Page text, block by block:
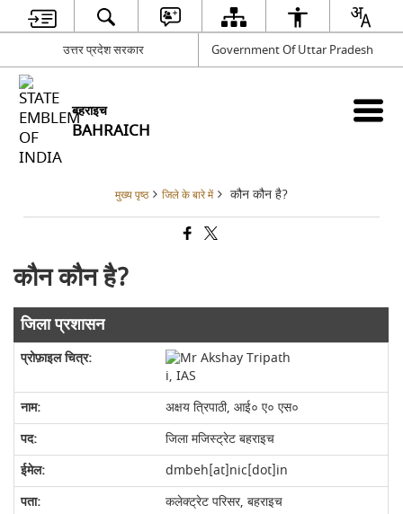
उत्तर प्रदेश सरकार Government Of Uttar Pradesh
बहराइच
BAHRAICH
मुख्य पृष्ठ जिले के बारे में कौन कौन है?
कौन कौन है?
जिला प्रशासन
अक्षय त्रिपाठी, आई० ए० एस०
जिला मजिस्ट्रेट बहराइच
dmbeh[at]nic[dot]in
कलेक्ट्रेट परिसर, बहराइच